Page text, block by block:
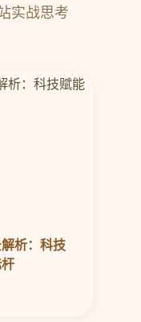
实战思考
析：科技